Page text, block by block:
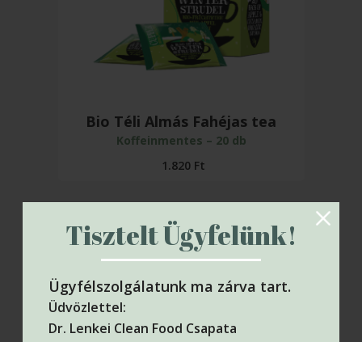
Tisztelt Ügyfelünk!
Ügyfélszolgálatunk ma zárva tart.
Üdvözlettel:
Dr. Lenkei Clean Food Csapata
Bio Téli Almás Fahéjas tea
Koffeinmentes – 20 db
1.820 Ft